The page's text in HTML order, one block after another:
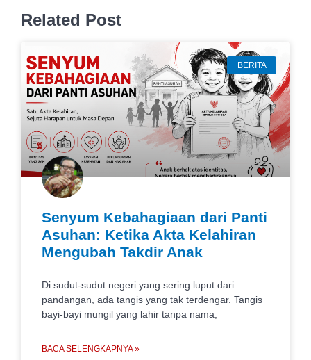
Related Post
BERITA
Senyum Kebahagiaan dari Panti
Asuhan: Ketika Akta Kelahiran
Mengubah Takdir Anak
Di sudut-sudut negeri yang sering luput dari
pandangan, ada tangis yang tak terdengar. Tangis
bayi-bayi mungil yang lahir tanpa nama,
BACA SELENGKAPNYA »